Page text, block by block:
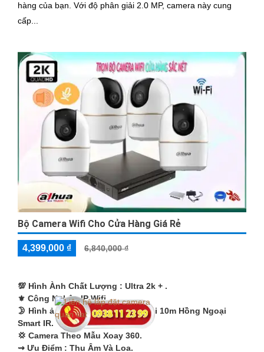
hàng của bạn. Với độ phân giải 2.0 MP, camera này cung
cấp...
Bộ Camera Wifi Cho Cửa Hàng Giá Rẻ
4,399,000 ₫ 6,840,000 ₫
💯 Hình Ành Chất Lượng : Ultra 2k + .
⚜️ Công Nghệ :IP Wifi.
🌛 Hình ảnh ban đêm :Hồng Ngoại 10m Hồng Ngoại
Smart IR.
💢 Camera Theo Mẫu Xoay 360.
️⇝ Ưu Điểm : Thu Âm Và Loa.